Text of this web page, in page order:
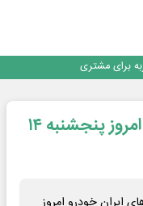
کارمزدی و بازسازی اعتماد
برای مشتری
شد
کارمزدی و بازسازی اعتماد
به برنامه‌های مسئولیت اجتماعی اختصاص
قیمت خودرو‌های ایران خودرو امروز پنجشنبه ۱۴